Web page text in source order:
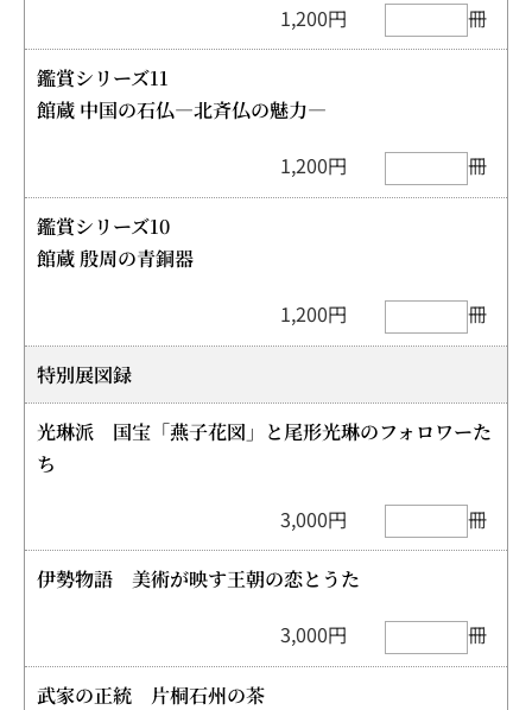
1,200円 冊
鑑賞シリーズ11
館蔵 中国の石仏—北斉仏の魅力—
1,200円
冊
鑑賞シリーズ10
館蔵 殷周の青銅器
1,200円
冊
特別展図録
光琳派 国宝「燕子花図」と尾形光琳のフォロワーた
ち
3,000円
冊
伊勢物語 美術が映す王朝の恋とうた
3,000円
冊
武家の正統 片桐石州の茶